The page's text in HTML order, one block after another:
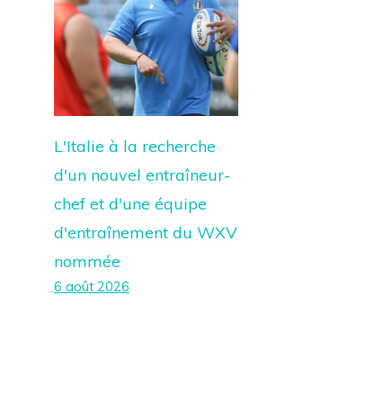
L'Italie à la recherche
d'un nouvel entraîneur-
chef et d'une équipe
d'entraînement du WXV
nommée
6 août 2026